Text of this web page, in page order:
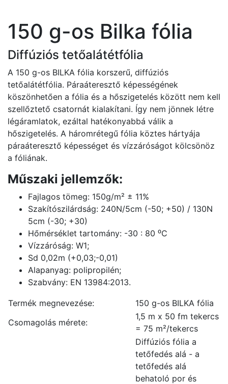
150 g-os Bilka fólia
Diffúziós tetőalátétfólia
A 150 g-os BILKA fólia korszerű, diffúziós
tetőalátétfólia. Páraáteresztő képességének
köszönhetően a fólia és a hőszigetelés között nem kell
szellőztető csatornát kialakítani. Így nem jönnek létre
légáramlatok, ezáltal hatékonyabbá válik a
hőszigetelés. A háromrétegű fólia köztes hártyája
páraáteresztő képességet és vízzáróságot kölcsönöz
a fóliának.
Műszaki jellemzők:
Fajlagos tömeg: 150g/m² ± 11%
Szakítószilárdság: 240N/5cm (-50; +50) / 130N
5cm (-30; +30)
Hőmérséklet tartomány: -30 : 80 ⁰C
Vízzáróság: W1;
Sd 0,02m (+0,03;-0,01)
Alapanyag: polipropilén;
Szabvány: EN 13984:2013.
Termék megnevezése:
150 g-os BILKA fólia
Csomagolás mérete:
1,5 m x 50 fm tekercs
= 75 m²/tekercs
Diffúziós fólia a
tetőfedés alá - a
tetőfedés alá
behatoló por és